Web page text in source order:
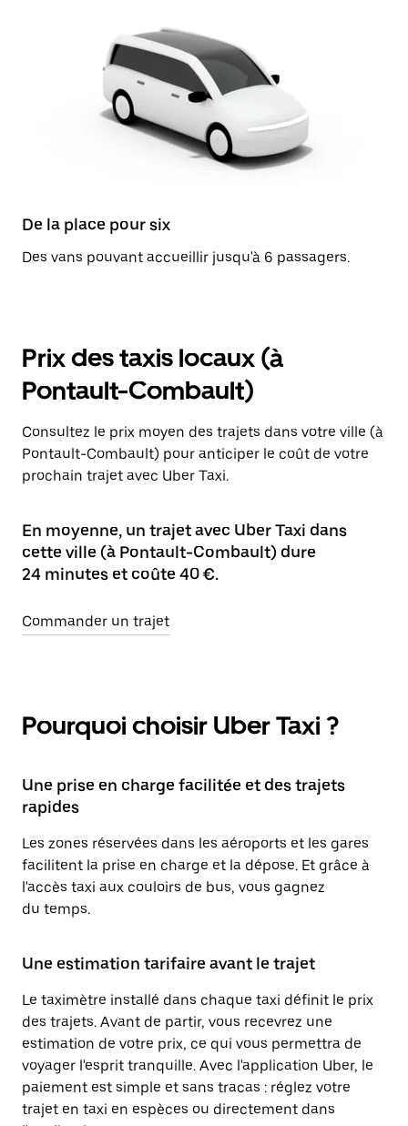
De la place pour six
Des vans pouvant accueillir jusqu'à 6 passagers.
Prix des taxis locaux (à
Pontault-Combault)
Consultez le prix moyen des trajets dans votre ville (à
Pontault-Combault) pour anticiper le coût de votre
prochain trajet avec Uber Taxi.
En moyenne, un trajet avec Uber Taxi dans
cette ville (à Pontault-Combault) dure
24 minutes et coûte 40 €.
Commander un trajet
Pourquoi choisir Uber Taxi ?
Une prise en charge facilitée et des trajets
rapides
Les zones réservées dans les aéroports et les gares
facilitent la prise en charge et la dépose. Et grâce à
l'accès taxi aux couloirs de bus, vous gagnez
du temps.
Une estimation tarifaire avant le trajet
Le taximètre installé dans chaque taxi définit le prix
des trajets. Avant de partir, vous recevrez une
estimation de votre prix, ce qui vous permettra de
voyager l'esprit tranquille. Avec l'application Uber, le
paiement est simple et sans tracas : réglez votre
trajet en taxi en espèces ou directement dans